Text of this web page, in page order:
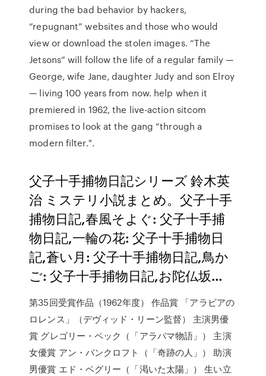
during the bad behavior by hackers,
“repugnant” websites and those who would
view or download the stolen images. “The
Jetsons” will follow the life of a regular family —
George, wife Jane, daughter Judy and son Elroy
— living 100 years from now. help when it
premiered in 1962, the live-action sitcom
promises to look at the gang “through a
modern filter.".
父子十手捕物日記シリーズ 鈴木英
治 ミステリ小説まとめ。父子十手
捕物日記,春風そよぐ: 父子十手捕
物日記,一輪の花: 父子十手捕物日
記,蒼い月: 父子十手捕物日記,鳥か
ご: 父子十手捕物日記,お陀仏坂…
第35回受賞作品（1962年度） 作品賞 「アラビアの
ロレンス」（デヴィッド・リーン監督） 主演男優
賞 グレゴリー・ペック（「アラバマ物語」） 主演
女優賞 アン・バンクロフト（「奇跡の人」） 助演
男優賞 エド・ベグリー（「渇いた太陽」） 生い立